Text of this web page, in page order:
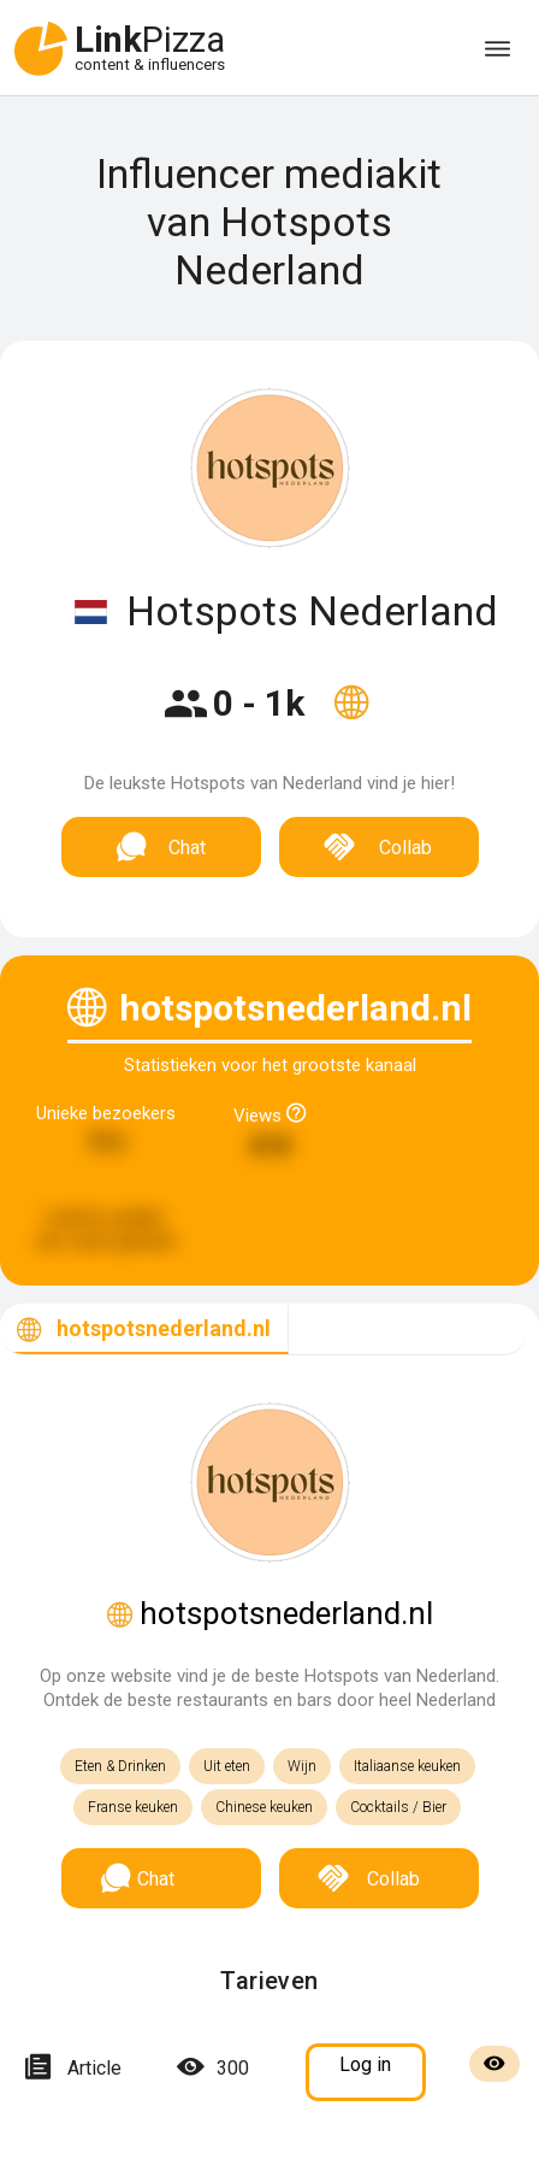
LinkPizza
content & influencers
Influencer mediakit
van Hotspots
Nederland
Hotspots Nederland
0 - 1k
De leukste Hotspots van Nederland vind je hier!
Chat Collab
hotspotsnederland.nl
Statistieken voor het grootste kanaal
Unieke bezoekers Views
hotspotsnederland.nl
hotspotsnederland.nl
Op onze website vind je de beste Hotspots van Nederland.
Ontdek de beste restaurants en bars door heel Nederland
Eten & Drinken Uit eten Wijn Italiaanse keuken
Franse keuken Chinese keuken Cocktails / Bier
Chat Collab
Tarieven
Article 300 Log in